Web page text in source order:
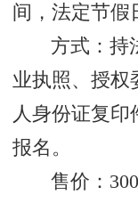
间，法定节假
方式：持
业执照、授权
人身份证复
报名。
售价：